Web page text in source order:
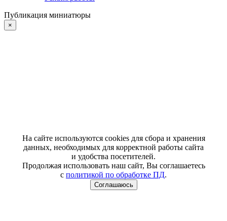
Публикация миниатюры
×
На сайте используются cookies для сбора и хранения
данных, необходимых для корректной работы сайта
и удобства посетителей.
Продолжая использовать наш сайт, Вы соглашаетесь
с политикой по обработке ПД.
Соглашаюсь